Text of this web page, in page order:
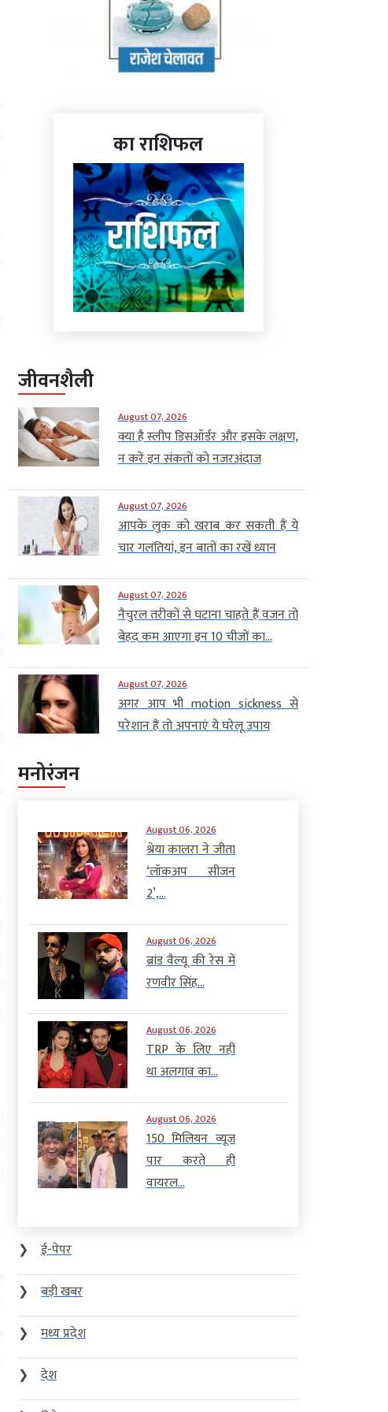
का राशिफल
जीवनशैली
August 07, 2026
क्या है स्लीप डिसऑर्डर और इसके लक्षण,
न करें इन संकतों को नजरअंदाज
August 07, 2026
आपके लुक को खराब कर सकती हैं ये
चार गलतियां, इन बातों का रखें ध्यान
August 07, 2026
नैचुरल तरीकों से घटाना चाहते हैं वजन तो
बेहद कम आएगा इन 10 चीजों का...
August 07, 2026
अगर आप भी motion sickness से
परेशान हैं तो अपनाएं ये घरेलू उपाय
मनोरंजन
August 06, 2026
श्रेया कालरा ने जीता
‘लॉकअप सीजन
2’,...
August 06, 2026
ब्रांड वैल्यू की रेस में
रणवीर सिंह...
August 06, 2026
TRP के लिए नहीं
था अलगाव का...
August 06, 2026
150 मिलियन व्यूज
पार करते ही
वायरल...
❯
ई-पेपर
❯
बड़ी खबर
❯
मध्य प्रदेश
❯
देश